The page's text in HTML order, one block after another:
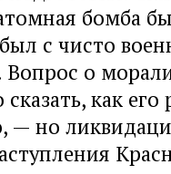
бомба
с чисто
Вопрос о
как
— но